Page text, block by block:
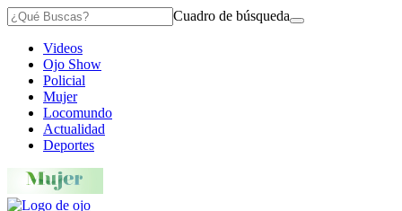
Cuadro de búsqueda
Videos
Ojo Show
Policial
Mujer
Locomundo
Actualidad
Deportes